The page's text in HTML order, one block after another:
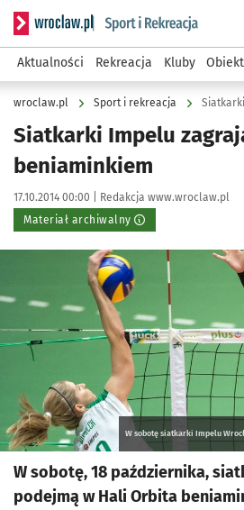
Serwis informacyjny wroclaw.pl
Aktualności Rekreacja Kluby
wroclaw.pl Sport i rekreacja
Siatkarki Impelu
beniaminkiem
Data publikacji:
17.10.2014 00:00 | Autor:
Redakcja www.wroclaw.pl
Materiał archiwalny
Kliknij, aby powiększyć
W sobotę siatkarki Impelu
W sobotę, 18 października,
podejmą w Hali Orbita